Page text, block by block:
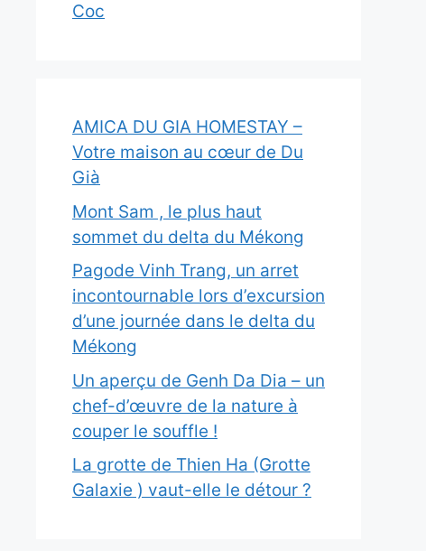
Coc
AMICA DU GIA HOMESTAY –
Votre maison au cœur de Du
Già
Mont Sam , le plus haut
sommet du delta du Mékong
Pagode Vinh Trang, un arret
incontournable lors d’excursion
d’une journée dans le delta du
Mékong
Un aperçu de Genh Da Dia – un
chef-d’œuvre de la nature à
couper le souffle !
La grotte de Thien Ha (Grotte
Galaxie ) vaut-elle le détour ?